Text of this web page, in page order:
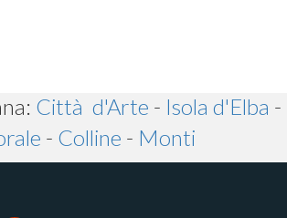
Città d'Arte - Isola d'Elba -
- Colline - Monti